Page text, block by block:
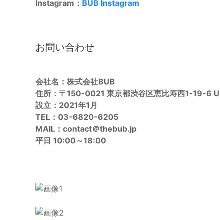
Instagram： BUB Instagram
お問い合わせ
会社名：株式会社BUB
住所：〒150-0021 東京都渋谷区恵比寿西1-19-6
設立：2021年1月
TEL：03-6820-6205
MAIL：contact＠thebub.jp
平日 10:00～18:00